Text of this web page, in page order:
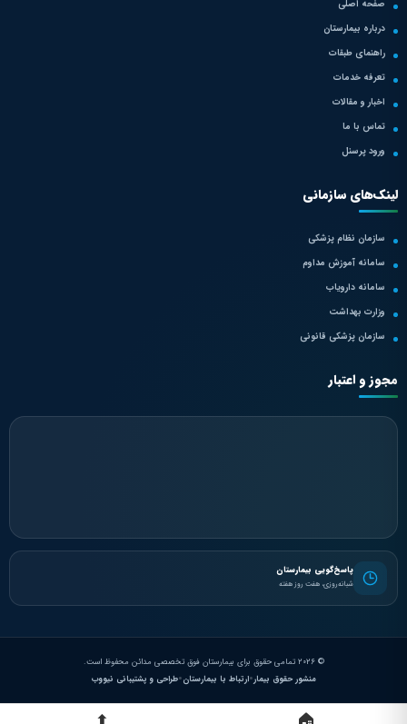
صفحه اصلی
درباره بیمارستان
راهنمای طبقات
تعرفه خدمات
اخبار و مقالات
تماس با ما
ورود پرسنل
لینک‌های سازمانی
سازمان نظام پزشکی
سامانه آموزش مداوم
سامانه دارویاب
وزارت بهداشت
سازمان پزشکی قانونی
مجوز و اعتبار
پاسخ‌گویی بیمارستان
شبانه‌روزی، هفت روز هفته
©
2026 تمامی حقوق برای بیمارستان فوق تخصصی مدائن محفوظ است.
منشور حقوق بیمار•ارتباط با بیمارستان•طراحی و پشتیبانی نیووب